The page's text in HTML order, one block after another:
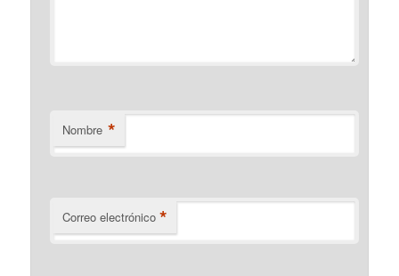
Nombre *
Correo electrónico *